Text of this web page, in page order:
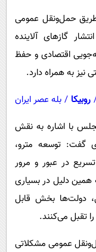
طریق حمل‌ونقل عمومی
گازهای آلاینده
اقتصادی و حفظ
به همراه دارد.
روبیکا / بله عصر ایران
با اشاره به نقش
گفت: توسعه مترو،
در عبور و مرور
همین دلیل در بسیاری
دولت‌ها بخش قابل
تقبل می‌کنند.
عمومی مشکلاتی